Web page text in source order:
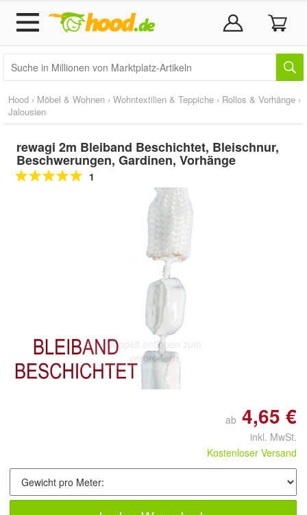
Hood › Möbel & Wohnen › Wohntextilien & Teppiche › Rollos & Vorhänge ›
Jalousien
rewagi 2m Bleiband Beschichtet, Bleischnur,
Beschwerungen, Gardinen, Vorhänge
1
Doppelt antippen zum
vergrößern
ab 4,65 €
inkl. MwSt.
Kostenloser Versand